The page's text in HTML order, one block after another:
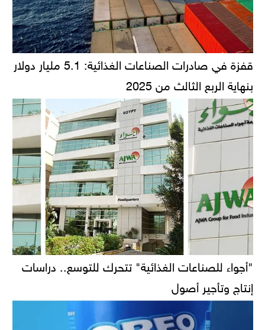
قفزة في صادرات الصناعات الغذائية: 5.1 مليار دولار
بنهاية الربع الثالث من 2025
"أجواء للصناعات الغذائية" تتحرك للتوسع.. دراسات
إنتاج وتأجير أصول